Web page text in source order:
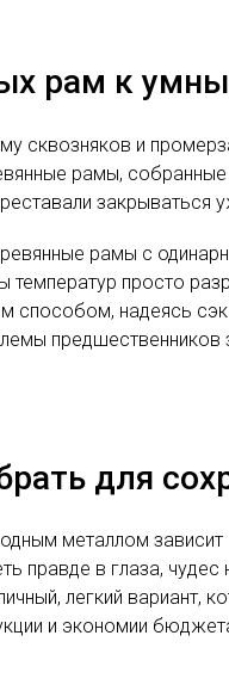
рам к
и
рамы,
закрываться
рамы с
просто
способом, надеясь
для
металлом зависит
правде в глаза,
легкий
и экономии